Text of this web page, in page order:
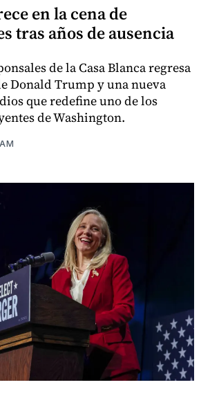
en la cena de
tras años de ausencia
de la Casa Blanca regresa
Donald Trump y una nueva
que redefine uno de los
de Washington.